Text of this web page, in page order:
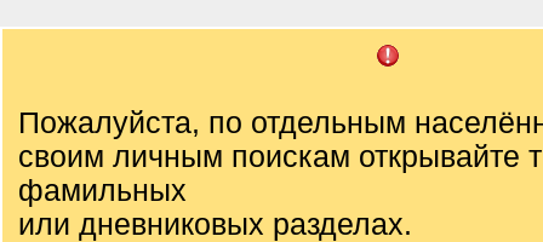
Пожалуйста, по отдельным
своим личным поискам открывайте
фамильных
или дневниковых разделах.